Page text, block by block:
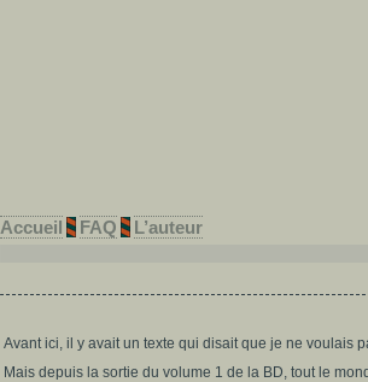
Accueil FAQ L’auteur
Avant ici, il y avait un texte qui disait que je ne voulais
Mais depuis la sortie du volume 1 de la BD, tout le